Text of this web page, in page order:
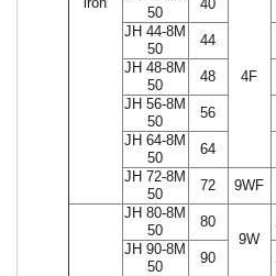
50
40
4F
JH 44-8M
50
44
JH 48-8M
50
48
JH 56-8M
50
56
JH 64-8M
50
64
JH 72-8M
50
72 9WF
JH 80-8M
50
80
9W
JH 90-8M
50
90